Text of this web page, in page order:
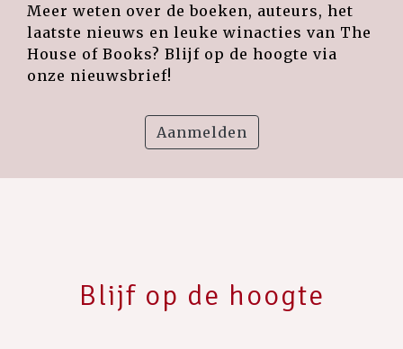
Meer weten over de boeken, auteurs, het
laatste nieuws en leuke winacties van The
House of Books? Blijf op de hoogte via
onze nieuwsbrief!
Aanmelden
Blijf op de hoogte